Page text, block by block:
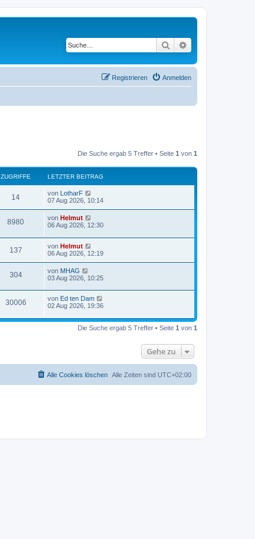
Suche
Anmelden
Registrieren
Die Suche ergab 5 Treffer • Seite 1 von 1
ZUGRIFFE LETZTER BEITRAG
14 von LotharF
07 Aug 2026, 10:14
8980 von Helmut
06 Aug 2026, 12:30
137 von Helmut
06 Aug 2026, 12:19
304 von MHAG
03 Aug 2026, 10:25
30006 von Ed ten Dam
02 Aug 2026, 19:36
Die Suche ergab 5 Treffer • Seite 1 von 1
Gehe zu
Alle Zeiten sind UTC+02:00
Alle Cookies löschen